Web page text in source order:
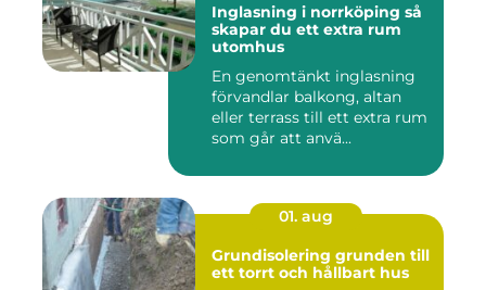
Inglasning i norrköping så
skapar du ett extra rum
utomhus
En genomtänkt inglasning
förvandlar balkong, altan
eller terrass till ett extra rum
som går att anvä...
01. aug
Grundisolering grunden till
ett torrt och hållbart hus